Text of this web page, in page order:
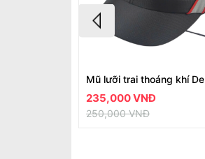
235,000 VNĐ
250,000 VNĐ